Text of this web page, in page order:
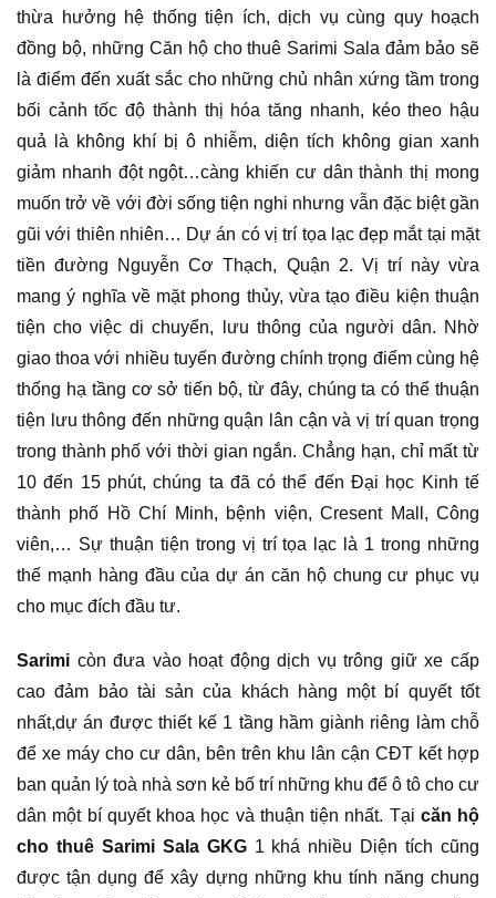
thừa hưởng hệ thống tiện ích, dịch vụ cùng quy hoạch
đồng bộ, những Căn hộ cho thuê Sarimi Sala đảm bảo sẽ
là điểm đến xuất sắc cho những chủ nhân xứng tầm trong
bối cảnh tốc độ thành thị hóa tăng nhanh, kéo theo hậu
quả là không khí bị ô nhiễm, diện tích không gian xanh
giảm nhanh đột ngột…càng khiến cư dân thành thị mong
muốn trở về với đời sống tiện nghi nhưng vẫn đặc biệt gần
gũi với thiên nhiên… Dự án có vị trí tọa lạc đẹp mắt tại mặt
tiền đường Nguyễn Cơ Thạch, Quận 2. Vị trí này vừa
mang ý nghĩa về mặt phong thủy, vừa tạo điều kiện thuận
tiện cho việc di chuyển, lưu thông của người dân. Nhờ
giao thoa với nhiều tuyến đường chính trọng điểm cùng hệ
thống hạ tầng cơ sở tiến bộ, từ đây, chúng ta có thể thuận
tiện lưu thông đến những quận lân cận và vị trí quan trọng
trong thành phố với thời gian ngắn. Chẳng hạn, chỉ mất từ
10 đến 15 phút, chúng ta đã có thể đến Đại học Kinh tế
thành phố Hồ Chí Minh, bệnh viện, Cresent Mall, Công
viên,… Sự thuận tiện trong vị trí tọa lạc là 1 trong những
thế mạnh hàng đầu của dự án căn hộ chung cư phục vụ
cho mục đích đầu tư.
Sarimi còn đưa vào hoạt động dịch vụ trông giữ xe cấp
cao đảm bảo tài sản của khách hàng một bí quyết tốt
nhất,dự án được thiết kế 1 tầng hầm giành riêng làm chỗ
để xe máy cho cư dân, bên trên khu lân cận CĐT kết hợp
ban quản lý toà nhà sơn kẻ bố trí những khu để ô tô cho cư
dân một bí quyết khoa học và thuận tiện nhất. Tại căn hộ
cho thuê Sarimi Sala GKG1 khá nhiều Diện tích cũng
được tận dụng để xây dựng những khu tính năng chung